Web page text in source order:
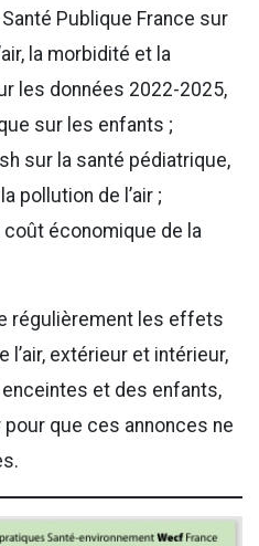
Publique France sur
la morbidité et la
les données 2022-2025,
sur les enfants ;
sur la santé pédiatrique,
pollution de l’air ;
coût économique de la
régulièrement les effets
extérieur et intérieur,
et des enfants,
que ces annonces ne